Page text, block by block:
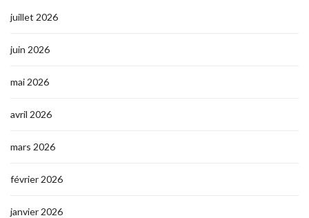
juillet 2026
juin 2026
mai 2026
avril 2026
mars 2026
février 2026
janvier 2026